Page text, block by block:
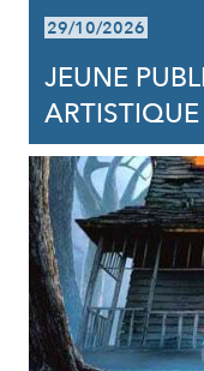
29/10/2026
JEUNE